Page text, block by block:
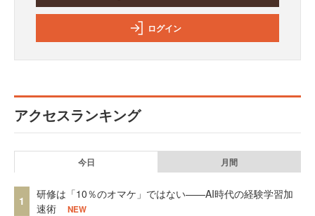
ログイン
アクセスランキング
今日 月間
1
研修は「10％のオマケ」ではない——AI時代の経験学習加
速術
NEW